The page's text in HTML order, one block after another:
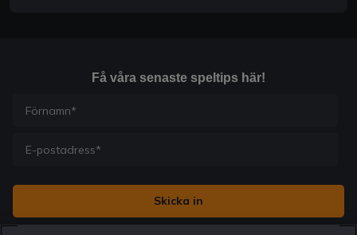
Få våra senaste speltips här!